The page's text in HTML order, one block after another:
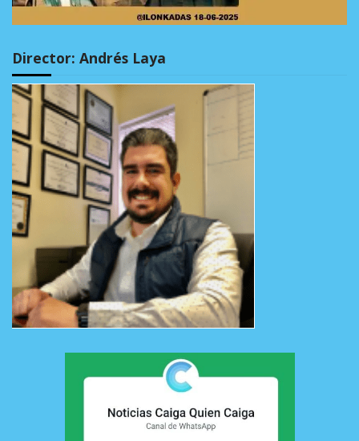
Director: Andrés Laya